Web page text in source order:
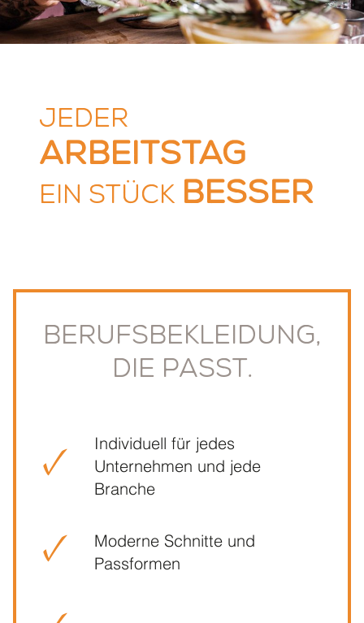
JEDER
ARBEITSTAG
EIN STÜCK BESSER
Berufs­bekleidung,
die passt.
Individuell für jedes
Unternehmen und jede
Branche
Moderne Schnitte und
Passformen